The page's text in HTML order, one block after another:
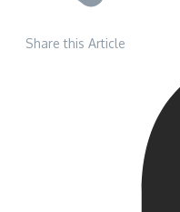
Share this Article